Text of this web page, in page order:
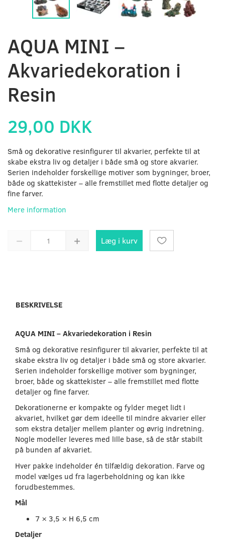
AQUA MINI –
Akvariedekoration i
Resin
29,00 DKK
Små og dekorative resinfigurer til akvarier, perfekte til at
skabe ekstra liv og detaljer i både små og store akvarier.
Serien indeholder forskellige motiver som bygninger, broer,
både og skattekister – alle fremstillet med flotte detaljer og
fine farver.
Mere information
Læg i kurv
BESKRIVELSE
AQUA MINI – Akvariedekoration i Resin
Små og dekorative resinfigurer til akvarier, perfekte til at
skabe ekstra liv og detaljer i både små og store akvarier.
Serien indeholder forskellige motiver som bygninger,
broer, både og skattekister – alle fremstillet med flotte
detaljer og fine farver.
Dekorationerne er kompakte og fylder meget lidt i
akvariet, hvilket gør dem ideelle til mindre akvarier eller
som ekstra detaljer mellem planter og øvrig indretning.
Nogle modeller leveres med lille base, så de står stabilt
på bunden af akvariet.
Hver pakke indeholder én tilfældig dekoration. Farve og
model vælges ud fra lagerbeholdning og kan ikke
forudbestemmes.
Mål
7 × 3,5 × H 6,5 cm
Detaljer